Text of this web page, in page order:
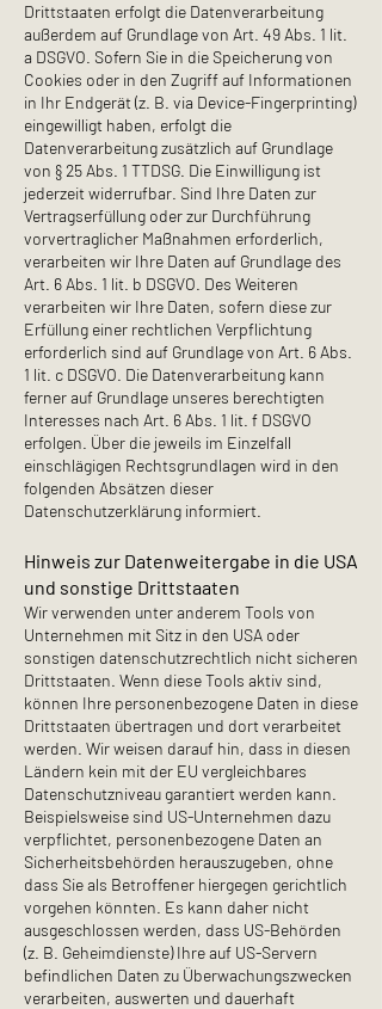
Drittstaaten erfolgt die Datenverarbeitung
außerdem auf Grundlage von Art. 49 Abs. 1 lit.
a DSGVO. Sofern Sie in die Speicherung von
Cookies oder in den Zugriff auf Informationen
in Ihr Endgerät (z. B. via Device-Fingerprinting)
eingewilligt haben, erfolgt die
Datenverarbeitung zusätzlich auf Grundlage
von § 25 Abs. 1 TTDSG. Die Einwilligung ist
jederzeit widerrufbar. Sind Ihre Daten zur
Vertragserfüllung oder zur Durchführung
vorvertraglicher Maßnahmen erforderlich,
verarbeiten wir Ihre Daten auf Grundlage des
Art. 6 Abs. 1 lit. b DSGVO. Des Weiteren
verarbeiten wir Ihre Daten, sofern diese zur
Erfüllung einer rechtlichen Verpflichtung
erforderlich sind auf Grundlage von Art. 6 Abs.
1 lit. c DSGVO. Die Datenverarbeitung kann
ferner auf Grundlage unseres berechtigten
Interesses nach Art. 6 Abs. 1 lit. f DSGVO
erfolgen. Über die jeweils im Einzelfall
einschlägigen Rechtsgrundlagen wird in den
folgenden Absätzen dieser
Datenschutzerklärung informiert.
Hinweis zur Datenweitergabe in die USA
und sonstige Drittstaaten
Wir verwenden unter anderem Tools von
Unternehmen mit Sitz in den USA oder
sonstigen datenschutzrechtlich nicht sicheren
Drittstaaten. Wenn diese Tools aktiv sind,
können Ihre personenbezogene Daten in diese
Drittstaaten übertragen und dort verarbeitet
werden. Wir weisen darauf hin, dass in diesen
Ländern kein mit der EU vergleichbares
Datenschutzniveau garantiert werden kann.
Beispielsweise sind US-Unternehmen dazu
verpflichtet, personenbezogene Daten an
Sicherheitsbehörden herauszugeben, ohne
dass Sie als Betroffener hiergegen gerichtlich
vorgehen könnten. Es kann daher nicht
ausgeschlossen werden, dass US-Behörden
(z. B. Geheimdienste) Ihre auf US-Servern
befindlichen Daten zu Überwachungszwecken
verarbeiten, auswerten und dauerhaft